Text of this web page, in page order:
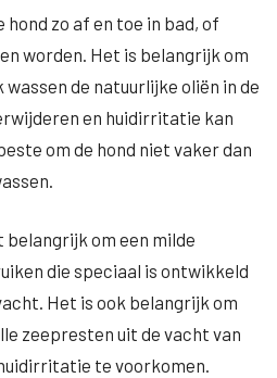
zo af en toe in bad, of
worden. Het is belangrijk om
de natuurlijke oliën in de
en huidirritatie kan
om de hond niet vaker dan
belangrijk om een milde
die speciaal is ontwikkeld
Het is ook belangrijk om
zeepresten uit de vacht van
te voorkomen.